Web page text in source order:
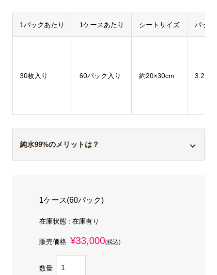
1パックあたり 1ケースあたり シートサイズ パック
30枚入り 60パック入り 約20×30cm
純水99%のメリットは？
肌が敏感な方や赤ちゃんにも安心して使っていただ
けるのがメリットです。
水の使えない災害時、幅広い年齢層の『身体、おし
り、身の回り』のキレイを守るために活躍します。
1ケース(60パック)
在庫状態 : 在庫有り
販売価格 ¥33,000(税込)
数量